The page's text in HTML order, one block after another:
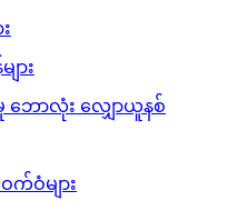
ား
ဘောလုံး လျှောယူနစ်
က်ဝံများ